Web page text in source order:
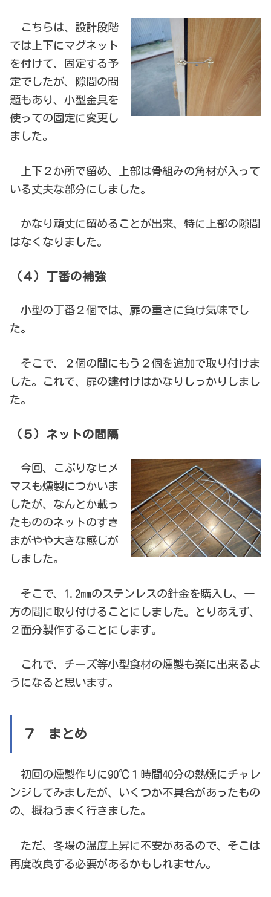
こちらは、設計段階
では上下にマグネット
を付けて、固定する予
定でしたが、隙間の問
題もあり、小型金具を
使っての固定に変更し
ました。
上下２か所で留め、上部は骨組みの角材が入って
いる丈夫な部分にしました。
かなり頑丈に留めることが出来、特に上部の隙間
はなくなりました。
（４）丁番の補強
小型の丁番２個では、扉の重さに負け気味でし
た。
そこで、２個の間にもう２個を追加で取り付けま
した。これで、扉の建付けはかなりしっかりしまし
た。
（５）ネットの間隔
今回、こぶりなヒメ
マスも燻製につかいま
したが、なんとか載っ
たもののネットのすき
まがやや大きな感じが
しました。
そこで、1.2mmのステンレスの針金を購入し、一
方の間に取り付けることにしました。とりあえず、
２面分製作することにします。
これで、チーズ等小型食材の燻製も楽に出来るよ
うになると思います。
７ まとめ
初回の燻製作りに90℃１時間40分の熱燻にチャレ
ンジしてみましたが、いくつか不具合があったもの
の、概ねうまく行きました。
ただ、冬場の温度上昇に不安があるので、そこは
再度改良する必要があるかもしれません。